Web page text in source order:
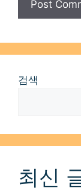
검색
최신